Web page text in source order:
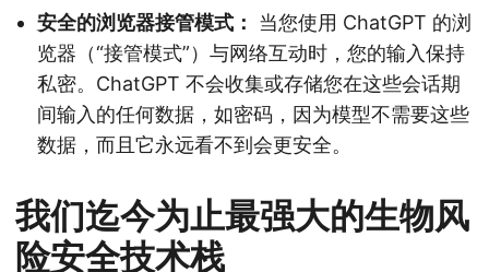
安全的浏览器接管模式：
当您使用 ChatGPT 的浏
览器（“接管模式”）与网络互动时，您的输入保持
私密。ChatGPT 不会收集或存储您在这些会话期
间输入的任何数据，如密码，因为模型不需要这些
数据，而且它永远看不到会更安全。
我们迄今为止最强大的生物风
险安全技术栈